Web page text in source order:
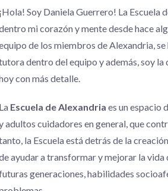
¡Hola! Soy Daniela Guerrero! La Escuela
mi corazón y mente desde hace
de los miembros de Alexandria,
dentro del equipo y además, soy
con más detalle.
La Escuela de Alexandria es un espacio
adultos cuidadores en general, que
la Escuela está detrás de la
ayudar a transformar y mejorar la
generaciones, habilidades